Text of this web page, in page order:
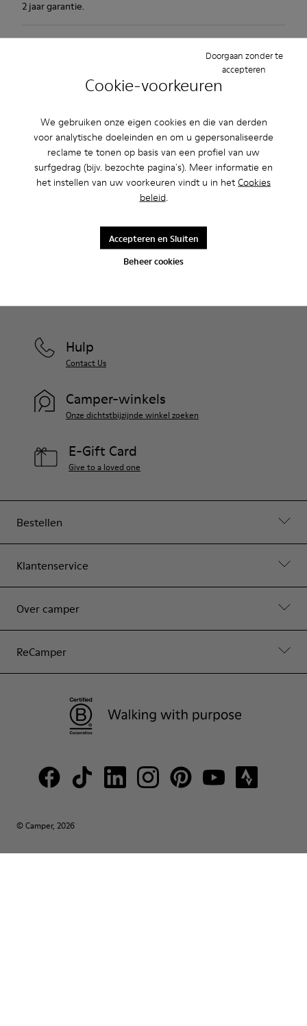
Cookie-voorkeuren
We gebruiken onze eigen cookies en die van derden
voor analytische doeleinden en om u gepersonaliseerde
reclame te tonen op basis van een profiel van uw
surfgedrag (bijv. bezochte pagina's). Meer informatie en
het instellen van uw voorkeuren vindt u in het Cookies
beleid.
Beheer cookies
Doorgaan zonder te
accepteren
Accepteren en Sluiten
2 jaar garantie.
Productverzorging
Uitverkoop: krijg 10% extra korting
Ja, dat klopt. Als lid van onze community krijg je exclusieve
voordelen zoals kortingen, vroege toegang, uitnodigingen voor
events en nog veel, veel meer.
Bestellen
Klantenservice
Over camper
ReCamper
Hulp
Contact Us
Camper-winkels
Onze dichtstbijzijnde winkel zoeken
E-Gift Card
Give to a loved one
© Camper, 2026